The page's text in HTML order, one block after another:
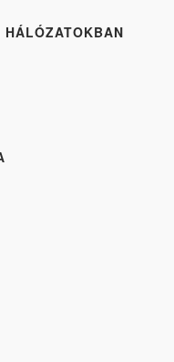
HÁLÓZATOKBAN